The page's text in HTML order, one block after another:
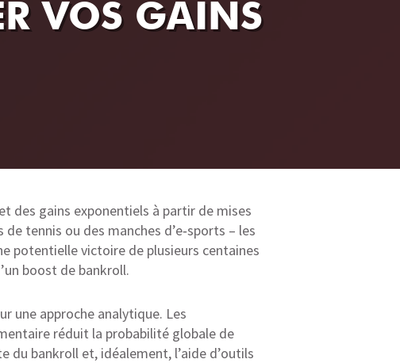
VOS GAINS
des gains exponentiels à partir de mises
tennis ou des manches d’e‑sports – les
potentielle victoire de plusieurs centaines
boost de bankroll.
une approche analytique. Les
réduit la probabilité globale de
du bankroll et, idéalement, l’aide d’outils